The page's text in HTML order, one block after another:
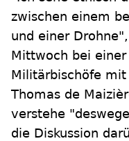
zwischen einem
und einer
Mittwoch bei einer
Militärbischöfe
Thomas de
verstehe
die Diskussion